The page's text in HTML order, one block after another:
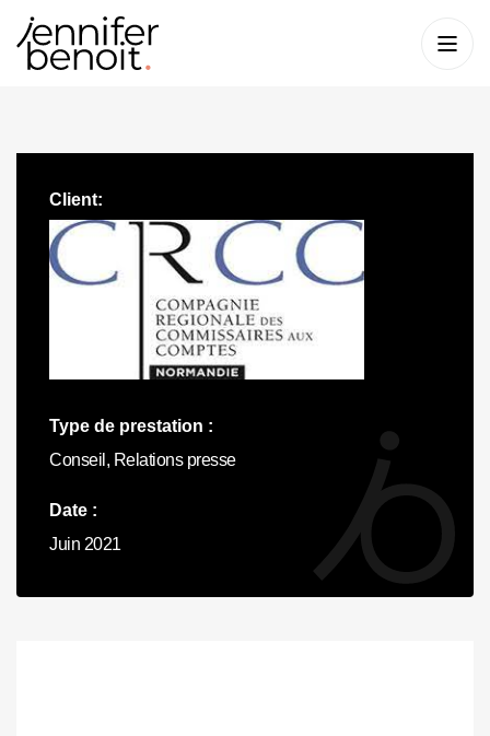
Client:
Type de prestation :
Conseil, Relations presse
Date :
Juin 2021